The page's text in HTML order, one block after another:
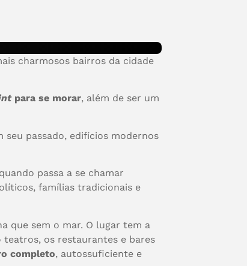
charmosos bairros da cidade
para se morar, além de ser um
passado, edifícios modernos
passa a se chamar
famílias tradicionais e
que sem o mar. O lugar tem a
os restaurantes e bares
completo, autossuficiente e